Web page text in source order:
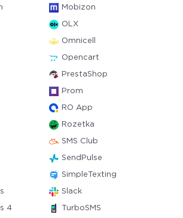
Mobizon
OLX
Omnicell
Opencart
PrestaShop
Prom
RO App
Rozetka
SMS Club
SendPulse
SimpleTexting
Slack
4 TurboSMS